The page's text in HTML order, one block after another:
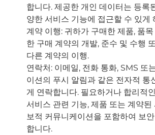
합니다. 제공한 개인 데이터는 등록
양한 서비스 기능에 접근할 수 있게
계약 이행: 귀하가 구매한 제품, 품
한 구매 계약의 개발, 준수 및 수행
다른 계약의 이행.
연락처: 이메일, 전화 통화, SMS 또
이션의 푸시 알림과 같은 전자적 통
게 연락합니다. 필요하거나 합리적
서비스 관련 기능, 제품 또는 계약된
보적 커뮤니케이션을 포함하여 보
합니다.